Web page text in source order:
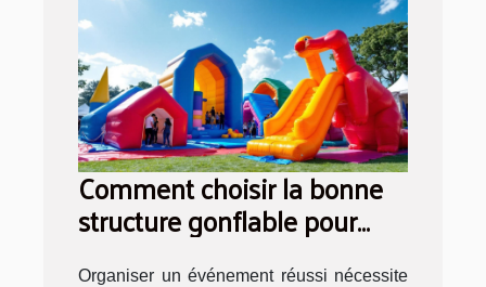
Comment choisir la bonne
structure gonflable pour
votre événement
Organiser un événement réussi nécessite